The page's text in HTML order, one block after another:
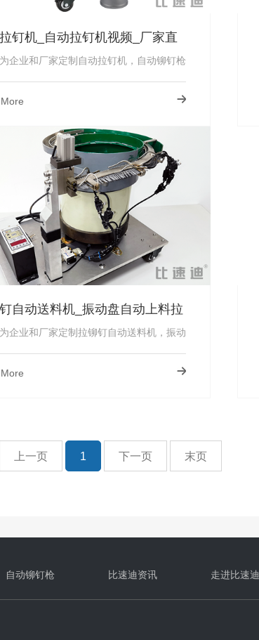
钉机_自动拉钉机视频_厂家直
企业和厂家定制自动拉钉机，自动铆钉枪
自动送料机_振动盘自动上料拉
高速取钉机
企业和厂家定制拉铆钉自动送料机，振动
上一页 1 下一页 末页
自动铆钉枪 比速迪资讯 走进比速迪